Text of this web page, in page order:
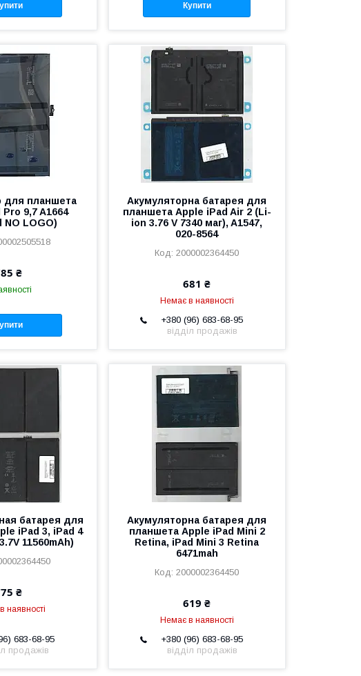
Купити
для планшета
9,7 A1664
NO LOGO)
₴
Акумуляторна батарея для
планшета Apple iPad Air 2 (Li-
ion 3.76 V 7340 маг), A1547,
020-8564
2000002364450
681 ₴
Немає в наявності
+380 (96) 683-68-95
відділ продажів
батарея для
iPad 3, iPad 4
11560mAh)
₴
наявності
683-68-95
продажів
Акумуляторна батарея для
планшета Apple iPad Mini 2
Retina, iPad Mini 3 Retina
6471mah
2000002364450
619 ₴
Немає в наявності
+380 (96) 683-68-95
відділ продажів